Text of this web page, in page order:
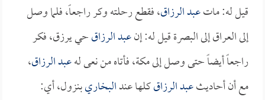
قيل له: ماتعبد الرزاق، فقطع رحلته وكر راجعاً، فلما وصل
إلى العراق إلى البصرة قيل له: إنعبد الرزاقحي يرزق، فكر
راجعاً أيضاً حتى وصل إلى مكة، فأتاه من نعى لهعبد الرزاق،
مع أن أحاديثعبد الرزاقكلها عندالبخاريبنزول، أي: